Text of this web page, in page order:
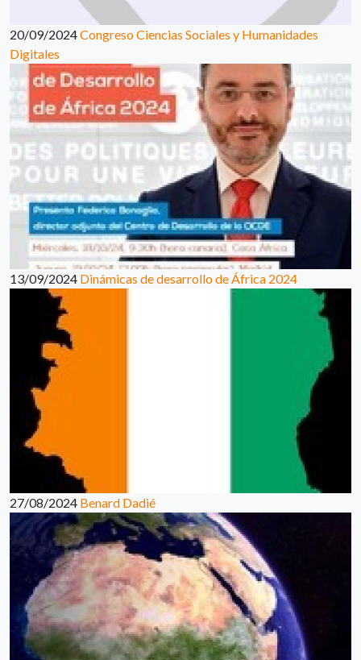
20/09/2024Congreso Ciencias Sociales y Humanidades
Digitales
13/09/2024 Dinámicas de desarrollo de África 2024
27/08/2024 Benard Dadié